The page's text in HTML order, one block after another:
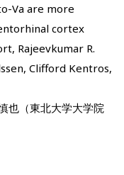
Va are more
cortex
Rajeevkumar R.
Clifford Kentros,
也（東北大学大学院